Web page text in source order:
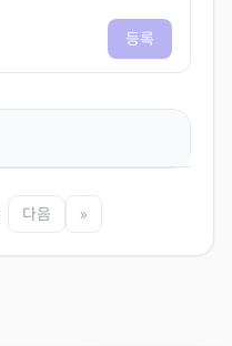
등록
다음 »